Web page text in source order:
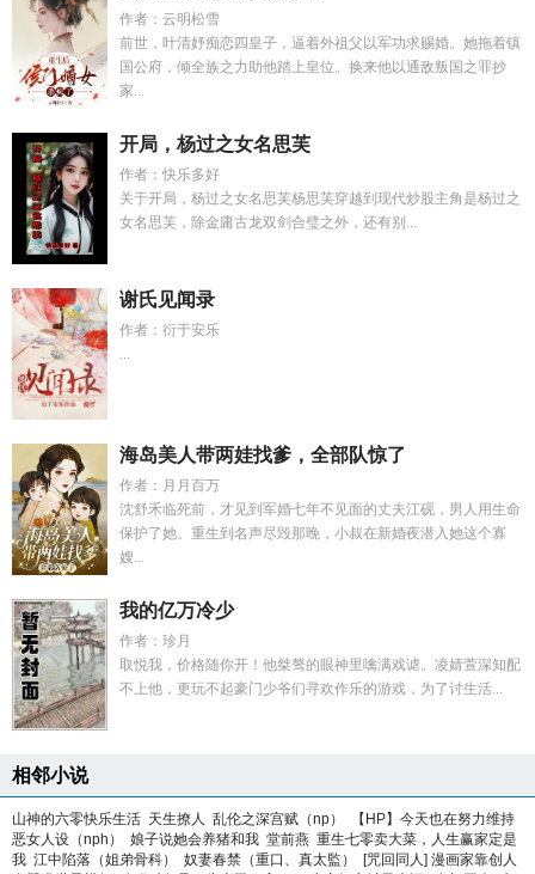
作者：云明松雪
前世，叶清妤痴恋四皇子，逼着外祖父以军功求赐婚。她拖着镇
国公府，倾全族之力助他踏上皇位。换来他以通敌叛国之罪抄
家...
开局，杨过之女名思芙
作者：快乐多好
关于开局，杨过之女名思芙杨思芙穿越到现代炒股主角是杨过之
女名思芙，除金庸古龙双剑合璧之外，还有别...
谢氏见闻录
作者：衍于安乐
...
海岛美人带两娃找爹，全部队惊了
作者：月月百万
沈舒禾临死前，才见到军婚七年不见面的丈夫江砚，男人用生命
保护了她。重生到名声尽毁那晚，小叔在新婚夜潜入她这个寡
嫂...
我的亿万冷少
作者：珍月
取悦我，价格随你开！他桀骜的眼神里噙满戏谑。凌婧萱深知配
不上他，更玩不起豪门少爷们寻欢作乐的游戏，为了讨生活...
相邻小说
山神的六零快乐生活 天生撩人 乱伦之深宫赋（np）
【HP】今天也在努力维持
恶女人设（nph）
娘子说她会养猪和我 堂前燕 重生七零卖大菜，人生赢家定是
我 江中陷落（姐弟骨科） 奴妻春禁（重口、真太監）
[咒回同人] 漫画家靠创人